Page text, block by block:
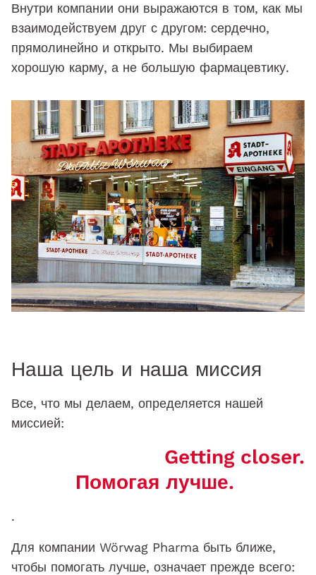
Внутри компании они выражаются в том, как мы
взаимодействуем друг с другом: сердечно,
прямолинейно и открыто. Мы выбираем
хорошую карму, а не большую фармацевтику.
Наша цель и наша миссия
Все, что мы делаем, определяется нашей
миссией:
Getting closer.
Помогая лучше.
.
Для компании Wörwag Pharma быть ближе,
чтобы помогать лучше, означает прежде всего: